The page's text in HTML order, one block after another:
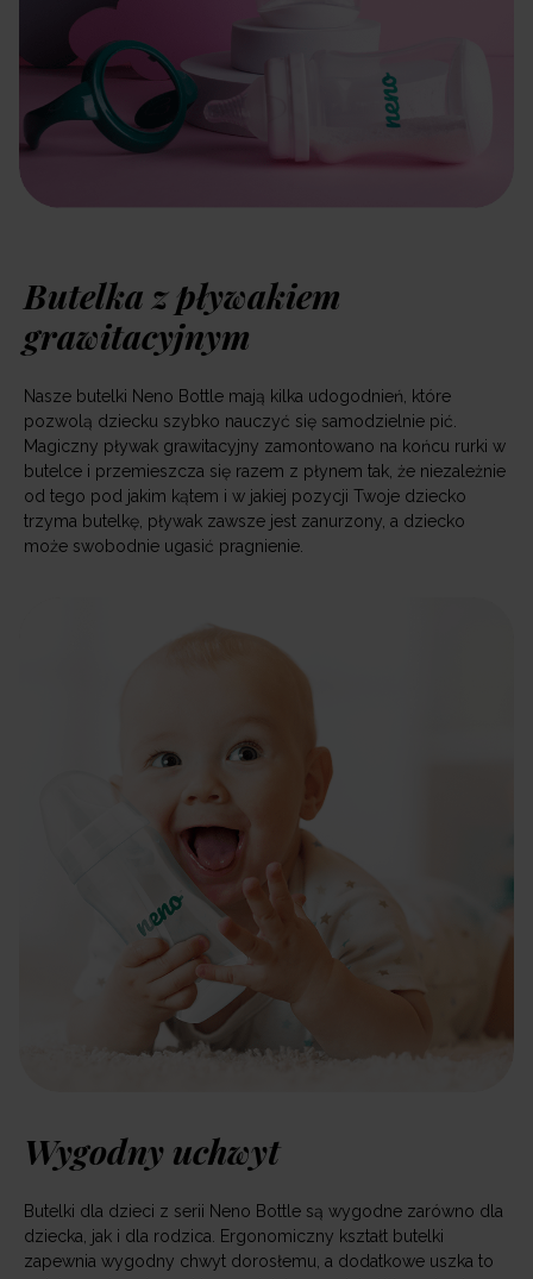
Butelka z pływakiem
grawitacyjnym
Nasze butelki Neno Bottle mają kilka udogodnień, które
pozwolą dziecku szybko nauczyć się samodzielnie pić.
Magiczny pływak grawitacyjny zamontowano na końcu rurki w
butelce i przemieszcza się razem z płynem tak, że niezależnie
od tego pod jakim kątem i w jakiej pozycji Twoje dziecko
trzyma butelkę, pływak zawsze jest zanurzony, a dziecko
może swobodnie ugasić pragnienie.
Wygodny uchwyt
Butelki dla dzieci z serii Neno Bottle są wygodne zarówno dla
dziecka, jak i dla rodzica. Ergonomiczny kształt butelki
zapewnia wygodny chwyt dorosłemu, a dodatkowe uszka to